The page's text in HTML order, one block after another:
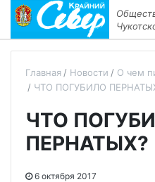
Главная Новости О чем
ЧТО ПОГУБИЛО
ЧТО
ПЕРНАТЫХ?
6 октября 2017